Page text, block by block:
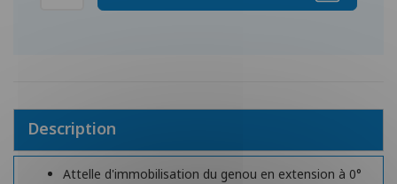
Description
Attelle d'immobilisation du genou en extension à 0°